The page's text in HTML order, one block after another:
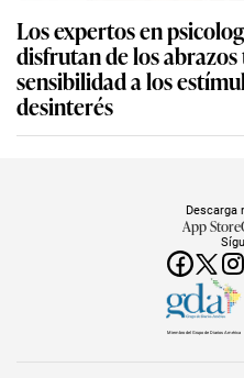
Los expertos en
disfrutan de los
sensibilidad a los
desinterés
Descarga
App Store
Miembro del Grupo de Diarios América